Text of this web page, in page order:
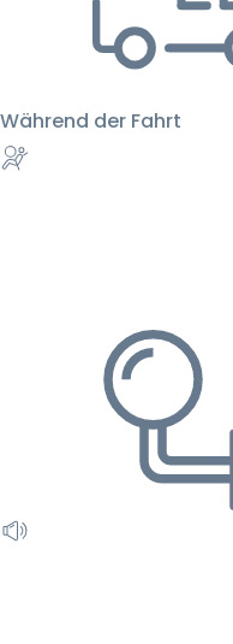
Während der Fahrt